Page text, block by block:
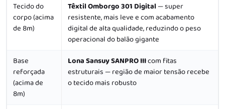
Tecido do
corpo (acima
de 8m)
Têxtil Omborgo 301 Digital— super
resistente, mais leve e com acabamento
digital de alta qualidade, reduzindo o peso
operacional do balão gigante
Base
reforçada
(acima de
8m)
Lona Sansuy SANPRO IIIcom fitas
estruturais — região de maior tensão recebe
o tecido mais robusto